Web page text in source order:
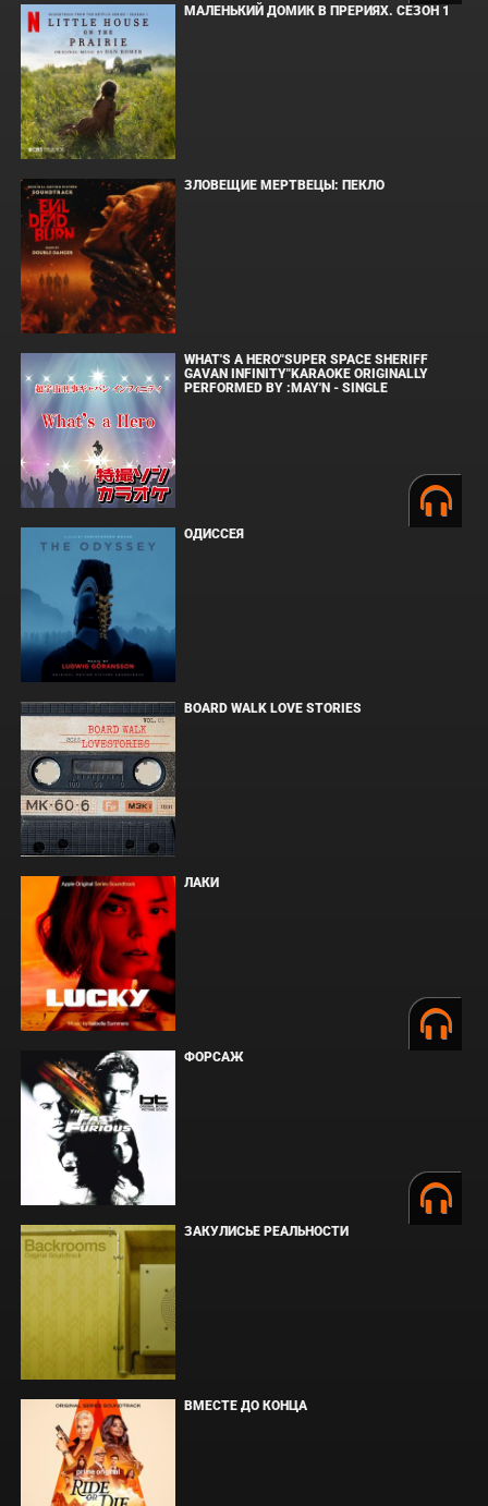
МАЛЕНЬКИЙ ДОМИК В ПРЕРИЯХ. СЕЗОН 1
ЗЛОВЕЩИЕ МЕРТВЕЦЫ: ПЕКЛО
WHAT'S A HERO"SUPER SPACE SHERIFF
GAVAN INFINITY"KARAOKE ORIGINALLY
PERFORMED BY :MAY'N - SINGLE
ОДИССЕЯ
BOARD WALK LOVE STORIES
ЛАКИ
ФОРСАЖ
ЗАКУЛИСЬЕ РЕАЛЬНОСТИ
ВМЕСТЕ ДО КОНЦА